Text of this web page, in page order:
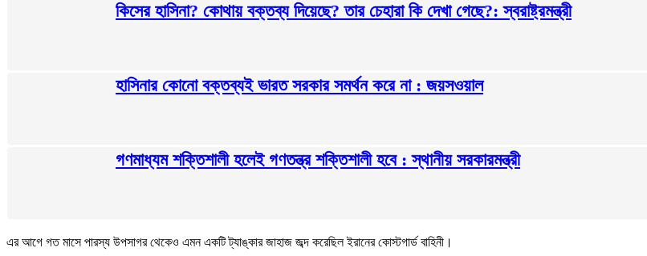
কিসের হাসিনা? কোথায় বক্তব্য দিয়েছে? তার চেহারা কি দেখা গেছে?: স্বরাষ্ট্রমন্ত্রী
হাসিনার কোনো বক্তব্যই ভারত সরকার সমর্থন করে না : জয়সওয়াল
গণমাধ্যম শক্তিশালী হলেই গণতন্ত্র শক্তিশালী হবে : স্থানীয় সরকারমন্ত্রী
এর আগে গত মাসে পারস্য উপসাগর থেকেও এমন একটি ট্যাঙ্কার জাহাজ জব্দ করেছিল ইরানের কোস্টগার্ড বাহিনী।